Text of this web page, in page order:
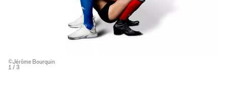
©Jérôme Bourquin
1 / 3